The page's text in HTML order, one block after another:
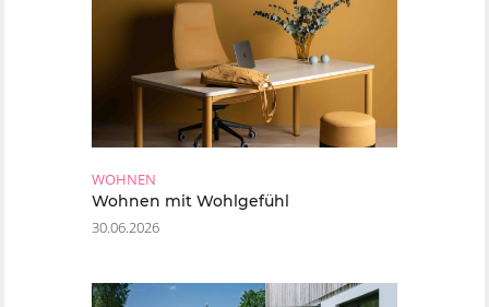
WOHNEN
Wohnen mit Wohlgefühl
30.06.2026